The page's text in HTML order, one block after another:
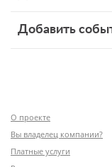
Добавить
О проекте
Вы владелец компании?
Платные услуги